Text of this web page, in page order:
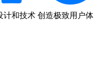
计和技术 创造极致用户体